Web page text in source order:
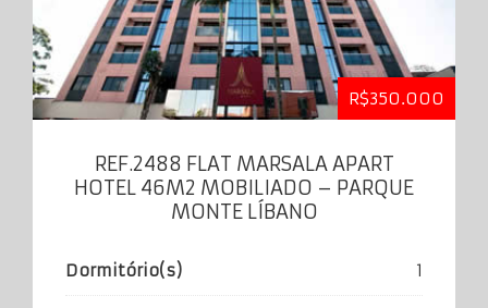
R$350.000
REF.2488 FLAT MARSALA APART
HOTEL 46M2 MOBILIADO – PARQUE
MONTE LÍBANO
Dormitório(s) 1